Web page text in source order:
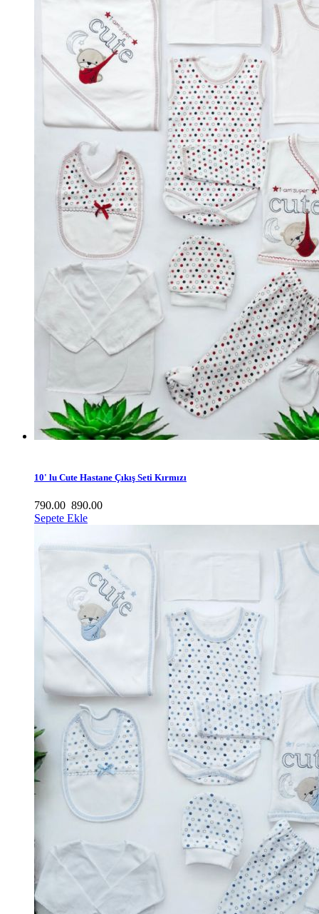
10' lu Cute Hastane Çıkış Seti Kırmızı
790.00 890.00
Sepete Ekle